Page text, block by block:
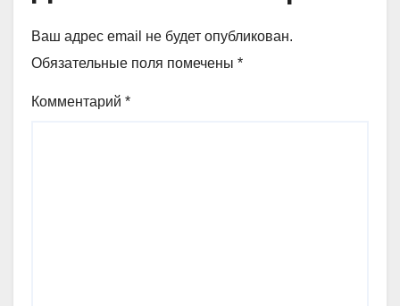
Ваш адрес email не будет опубликован.
Обязательные поля помечены *
Комментарий *